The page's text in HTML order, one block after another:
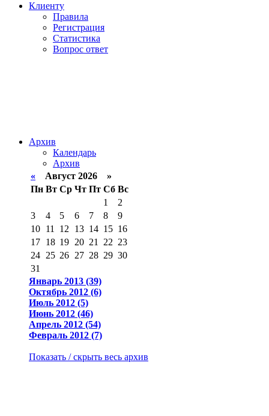
Клиенту
Правила
Регистрация
Статистика
Вопрос ответ
Архив
Календарь
Архив
« Август 2026 »
Пн Вт Ср Чт Пт Сб Вс
1
2
3
4 5 6 7 8
9
10 11 12 13 14 15 16
17 18 19 20 21 22 23
24 25 26 27 28 29 30
31
Январь 2013 (39)
Октябрь 2012 (6)
Июль 2012 (5)
Июнь 2012 (46)
Апрель 2012 (54)
Февраль 2012 (7)
Показать / скрыть весь архив